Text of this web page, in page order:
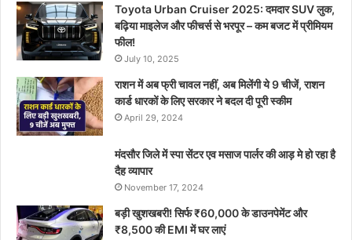
Toyota Urban Cruiser 2025: दमदार SUV लुक,
बढ़िया माइलेज और फीचर्स से भरपूर – कम बजट में प्रीमियम
फील!
July 10, 2025
राशन में अब फ्री चावल नहीं, अब मिलेंगी ये 9 चीजें, राशन
कार्ड धारकों के लिए सरकार ने बदल दी पूरी स्कीम
April 29, 2024
मंदसौर जिले में स्पा सेंटर एव मसाज पार्लर की आड़ मे हो रहा है
दैह व्यापार
November 17, 2024
बड़ी खुशखबरी! सिर्फ ₹60,000 के डाउनपेमेंट और
₹8,500 की EMI में घर लाएं